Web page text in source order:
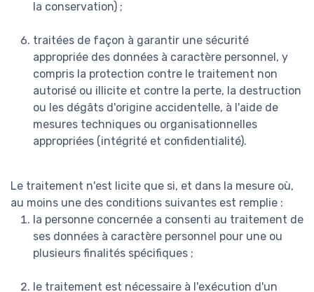
la conservation) ;
traitées de façon à garantir une sécurité
appropriée des données à caractère personnel, y
compris la protection contre le traitement non
autorisé ou illicite et contre la perte, la destruction
ou les dégâts d'origine accidentelle, à l'aide de
mesures techniques ou organisationnelles
appropriées (intégrité et confidentialité).
Le traitement n'est licite que si, et dans la mesure où,
au moins une des conditions suivantes est remplie :
la personne concernée a consenti au traitement de
ses données à caractère personnel pour une ou
plusieurs finalités spécifiques ;
le traitement est nécessaire à l'exécution d'un